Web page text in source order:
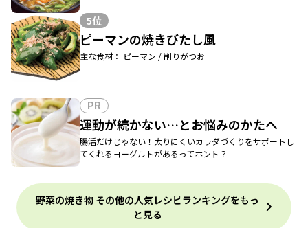
5位
ピーマンの焼きびたし風
主な食材： ピーマン / 削りがつお
PR
運動が続かない…とお悩みのかたへ
腸活だけじゃない！太りにくいカラダづくりをサポートし
てくれるヨーグルトがあるってホント？
野菜の焼き物 その他の人気レシピランキングをもっ
と見る